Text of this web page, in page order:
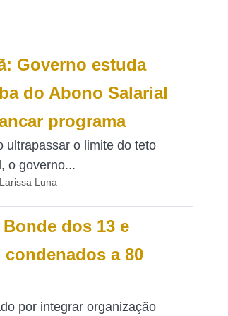
Governo estuda
do Abono Salarial
programa
ultrapassar o limite do teto
o governo...
Luna
dos 13 e
a 80
por integrar organização